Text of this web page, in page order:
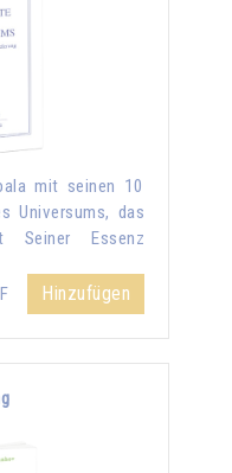
mit seinen 10
Universums, das
Essenz
Hinzufügen